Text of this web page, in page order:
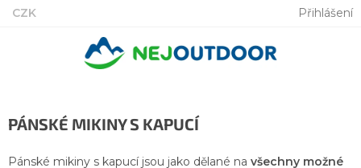
Přejít
CZK Přihlášení
PÁNSKÉ MIKINY S KAPUCÍ
Pánské mikiny s kapucí jsou jako dělané na všechny možné